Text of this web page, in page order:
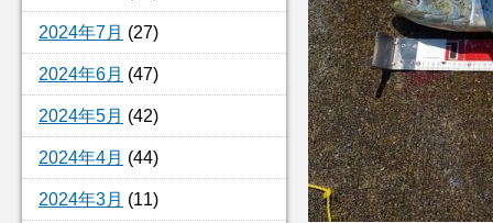
2024年7月 (27)
2024年6月 (47)
2024年5月 (42)
2024年4月 (44)
2024年3月 (11)